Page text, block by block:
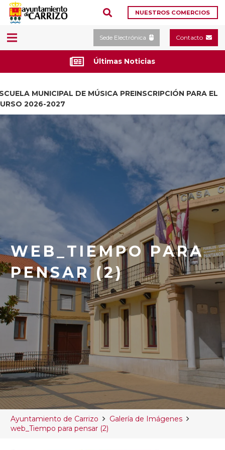
NUESTROS COMERCIOS
Sede Electrónica Contacto
Últimas Noticias
MUNICIPAL DE MÚSICA PREINSCRIPCIÓN PARA EL
2026-2027
WEB_TIEMPO PARA
PENSAR (2)
Ayuntamiento de Carrizo
Galería de Imágenes
web_Tiempo para pensar (2)